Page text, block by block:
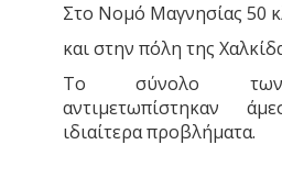
Στο Νομό Μαγνησίας 50
και στην πόλη της
Το σύνολο των
αντιμετωπίστηκαν
ιδιαίτερα προβλήματα.